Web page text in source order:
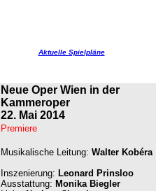
Aktuelle Spielpläne
Neue Oper Wien in der
Kammeroper
22. Mai 2014
Premiere
Musikalische Leitung: Walter Kobéra
Inszenierung: Leonard Prinsloo
Ausstattung: Monika Biegler